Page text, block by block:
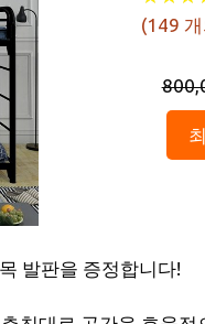
(149
발판을 증정합니다!